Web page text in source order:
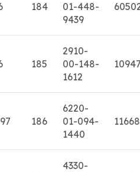
184
01-448-
9439
185
2910-
00-148-
1612
186
6220-
01-094-
1440
4330-